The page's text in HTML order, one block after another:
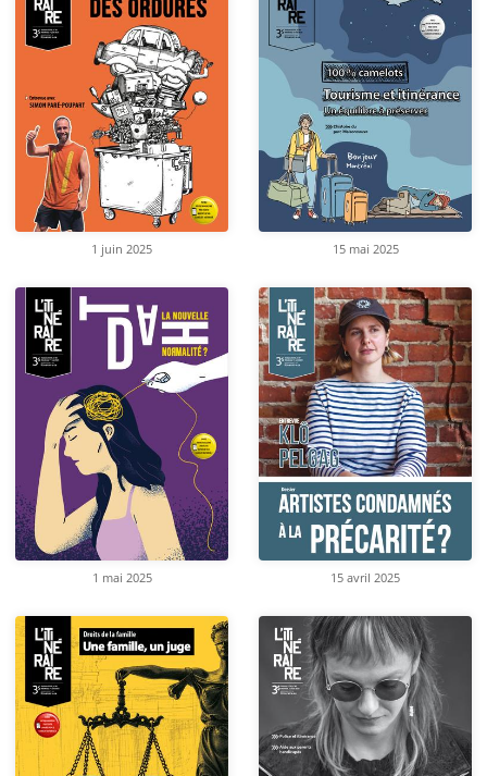
1 juin 2025 15 mai 2025
1 mai 2025 15 avril 2025